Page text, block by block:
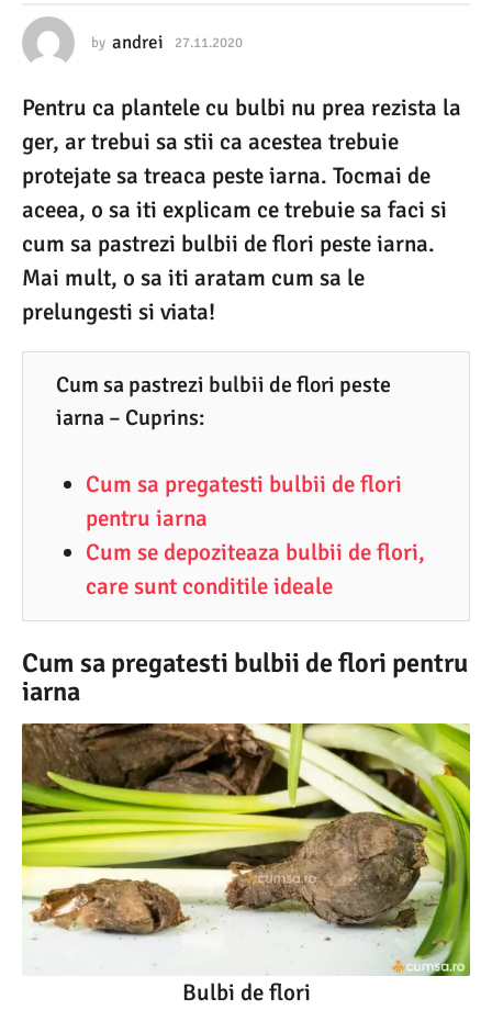
1
2
0
2
0
2
7
.
1
by andrei 27.11.2020
1
2
0
2
Pentru ca plantele cu bulbi nu prea rezista la
ger, ar trebui sa stii ca acestea trebuie
protejate sa treaca peste iarna. Tocmai de
aceea, o sa iti explicam ce trebuie sa faci si
cum sa pastrezi bulbii de flori peste iarna.
Mai mult, o sa iti aratam cum sa le
prelungesti si viata!
Cum sa pastrezi bulbii de flori peste
iarna – Cuprins:
Cum sa pregatesti bulbii de flori
pentru iarna
Cum se depoziteaza bulbii de flori,
care sunt conditile ideale
Cum sa pregatesti bulbii de flori pentru
iarna
Bulbi de flori